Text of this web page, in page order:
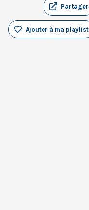
Partager
Ajouter à ma playlist